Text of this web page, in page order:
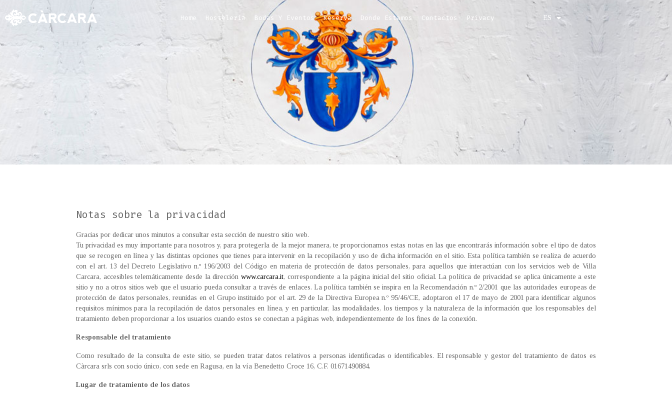
Home Hostelería Bodas Y Eventos Reserva Donde Estamos Contactos Privacy ES
IT
Notas sobre la privacidad
Gracias por dedicar unos minutos a consultar esta sección de nuestro sitio web.
Tu privacidad es muy importante para nosotros y, para protegerla de la mejor manera, te proporcionamos estas notas en las que encontrarás información sobre el tipo de datos
que se recogen en línea y las distintas opciones que tienes para intervenir en la recopilación y uso de dicha información en el sitio. Esta política también se realiza de acuerdo
con el art. 13 del Decreto Legislativo n.º 196/2003 del Código en materia de protección de datos personales, para aquellos que interactúan con los servicios web de Villa
Carcara, accesibles telemáticamente desde la direcciónwww.carcara.it, correspondiente a la página inicial del sitio oficial. La política de privacidad se aplica únicamente a este
sitio y no a otros sitios web que el usuario pueda consultar a través de enlaces. La política también se inspira en la Recomendación n.º 2/2001 que las autoridades europeas de
protección de datos personales, reunidas en el Grupo instituido por el art. 29 de la Directiva Europea n.º 95/46/CE, adoptaron el 17 de mayo de 2001 para identificar algunos
requisitos mínimos para la recopilación de datos personales en línea, y en particular, las modalidades, los tiempos y la naturaleza de la información que los responsables del
tratamiento deben proporcionar a los usuarios cuando estos se conectan a páginas web, independientemente de los fines de la conexión.
Responsable del tratamiento
Como resultado de la consulta de este sitio, se pueden tratar datos relativos a personas identificadas o identificables. El responsable y gestor del tratamiento de datos es
Càrcara srls con socio único, con sede en Ragusa, en la vía Benedetto Croce 16, C.F. 01671490884.
Lugar de tratamiento de los datos